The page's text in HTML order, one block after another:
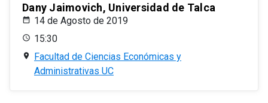
Dany Jaimovich, Universidad de Talca
14 de Agosto de 2019
15:30
Facultad de Ciencias Económicas y
Administrativas UC